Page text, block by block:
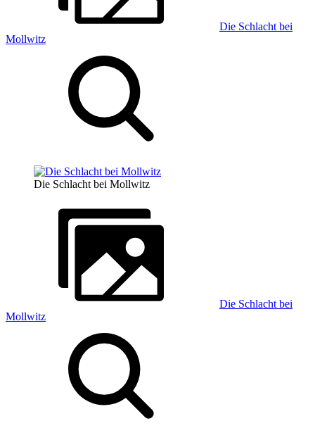
Die Schlacht bei
Mollwitz
Die Schlacht bei Mollwitz
Die Schlacht bei
Mollwitz